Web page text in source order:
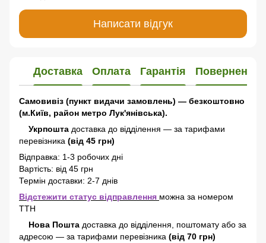
Написати відгук
Доставка Оплата Гарантія Повернення
Самовивіз (пункт видачи замовлень) — безкоштовно
(м.Київ, район метро Лук'янівська).
Укрпошта доставка до відділення — за тарифами
перевізника (від 45 грн)
Відправка: 1-3 робочих дні
Вартість: від 45 грн
Термін доставки: 2-7 днів
Відстежити статус відправлення можна за номером
ТТН
Нова Пошта доставка до відділення, поштомату або за
адресою — за тарифами перевізника (від 70 грн)